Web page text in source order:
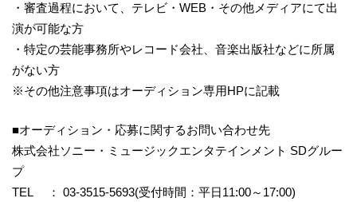
・審査過程において、テレビ・WEB・その他メディアにて出
演が可能な方
・特定の芸能事務所やレコード会社、音楽出版社などに所属
がない方
※その他注意事項はオーディション専用HPに記載
■オーディション・応募に関するお問い合わせ先
株式会社ソニー・ミュージックエンタテインメント SDグルー
プ
TEL ： 03-3515-5693(受付時間：平日11:00～17:00)